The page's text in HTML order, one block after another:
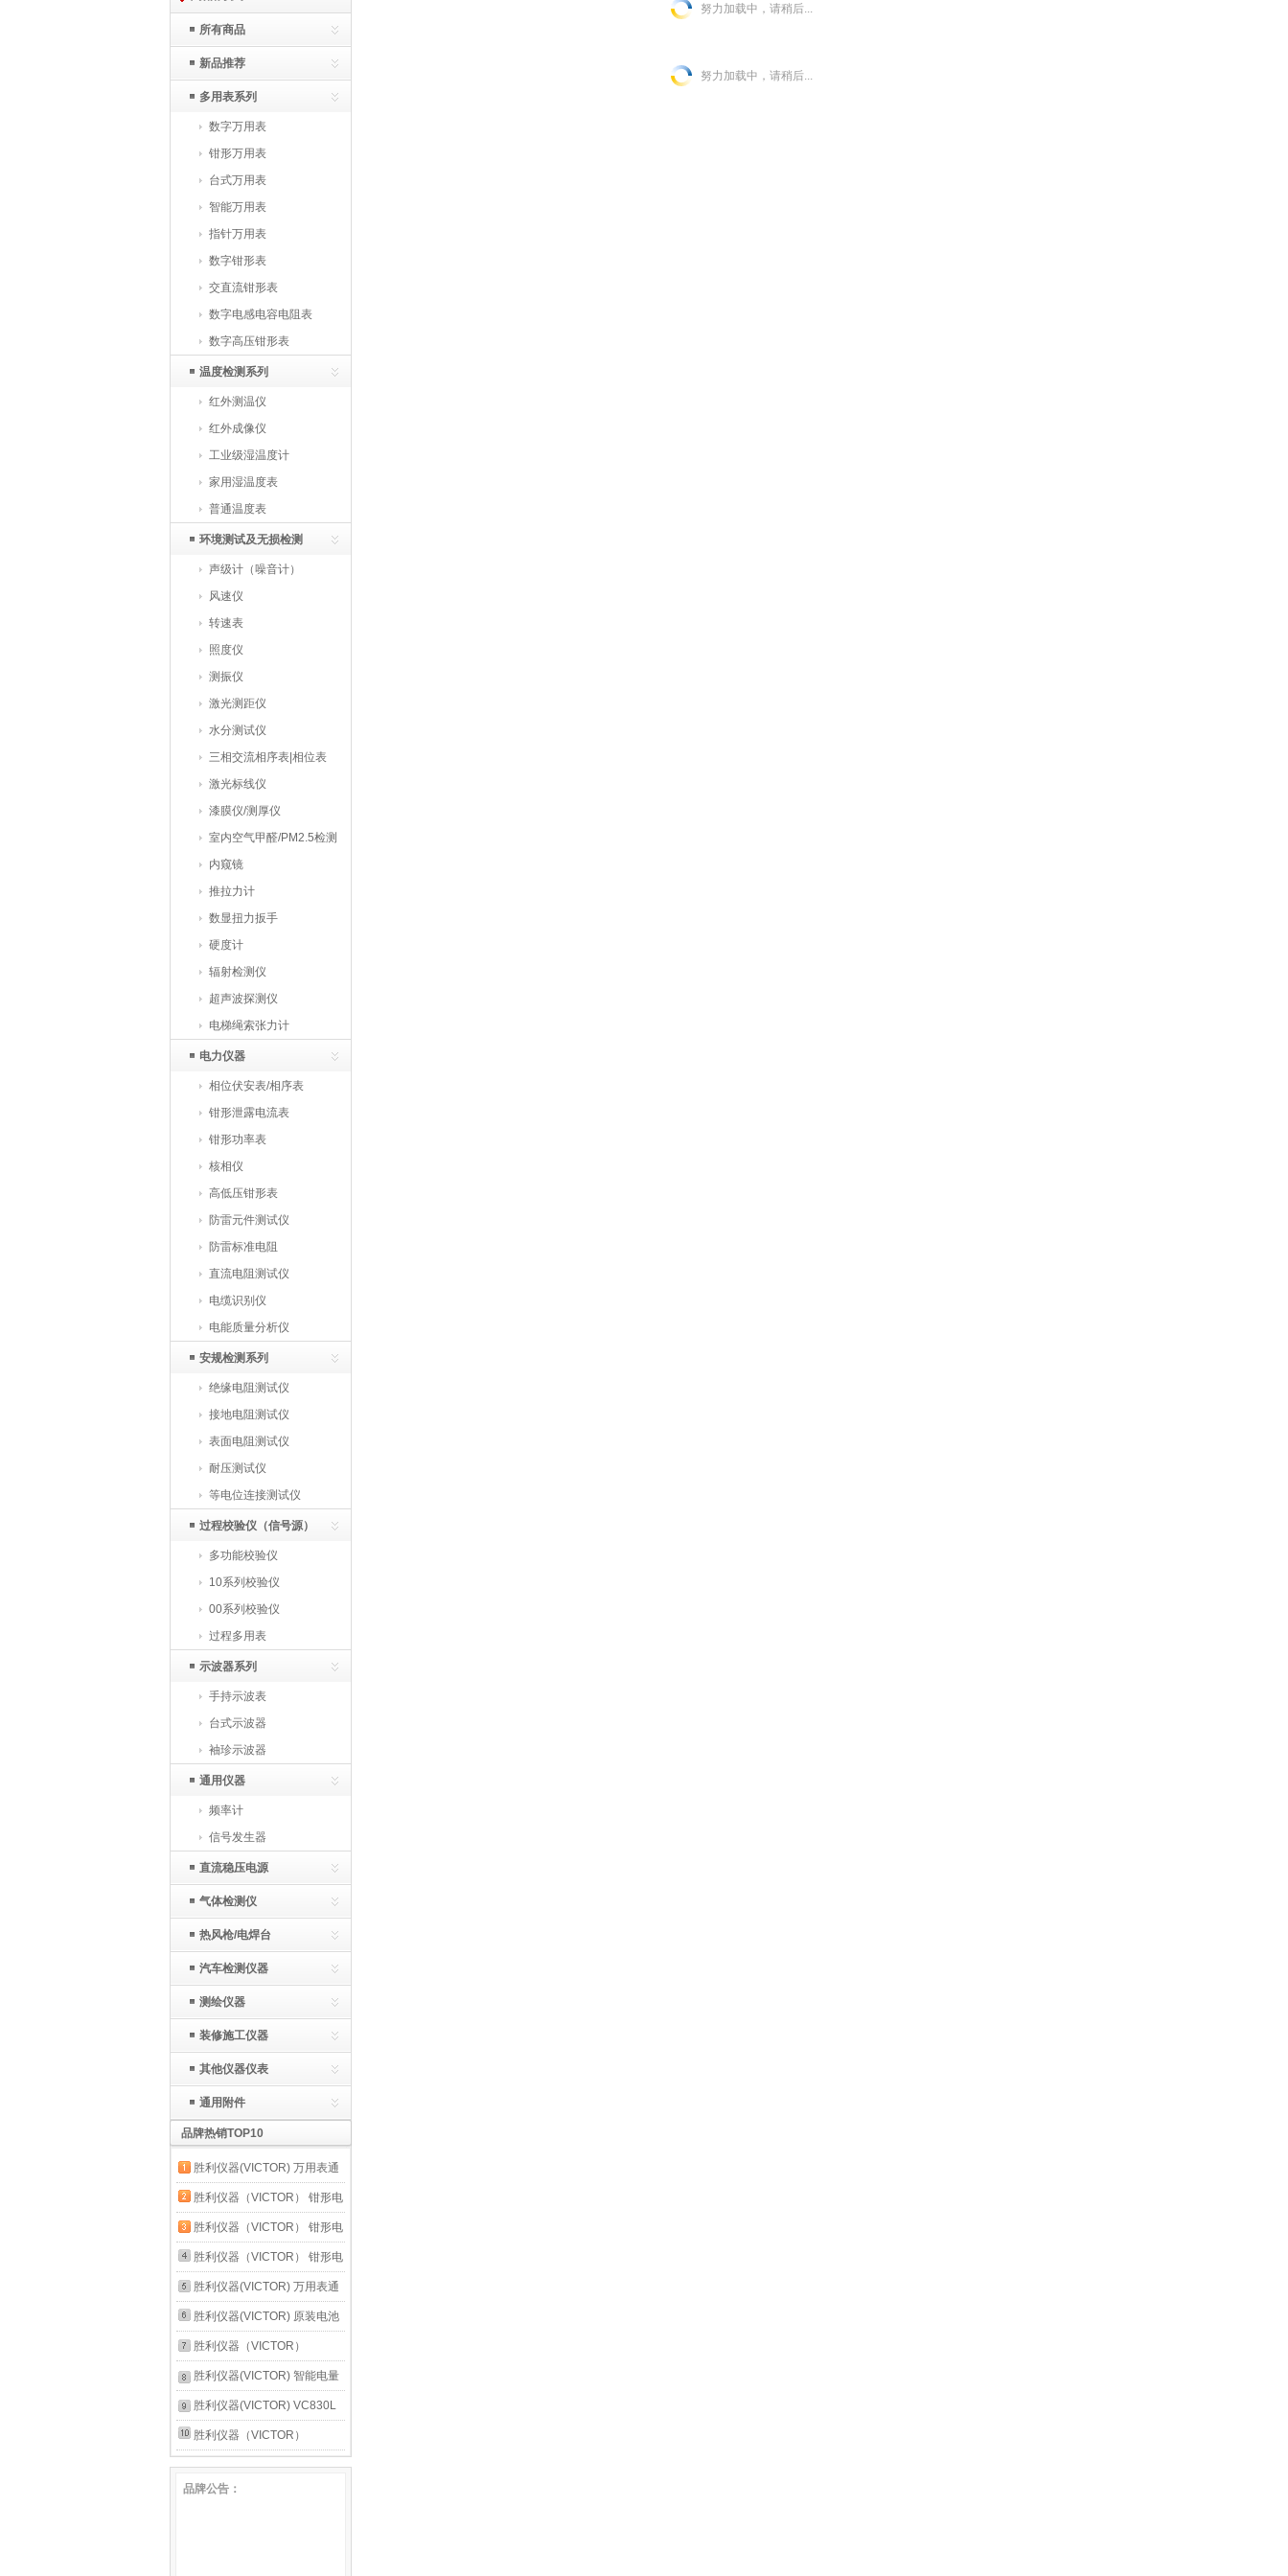
所有商品
新品推荐
多用表系列
数字万用表
钳形万用表
台式万用表
智能万用表
指针万用表
数字钳形表
交直流钳形表
数字电感电容电阻表
数字高压钳形表
温度检测系列
红外测温仪
红外成像仪
工业级湿温度计
家用湿温度表
普通温度表
环境测试及无损检测
声级计（噪音计）
风速仪
转速表
照度仪
测振仪
激光测距仪
水分测试仪
三相交流相序表|相位表
激光标线仪
漆膜仪/测厚仪
室内空气甲醛/PM2.5检测
仪
内窥镜
推拉力计
数显扭力扳手
硬度计
辐射检测仪
超声波探测仪
电梯绳索张力计
电力仪器
相位伏安表/相序表
钳形泄露电流表
钳形功率表
核相仪
高低压钳形表
防雷元件测试仪
防雷标准电阻
直流电阻测试仪
电缆识别仪
电能质量分析仪
安规检测系列
绝缘电阻测试仪
接地电阻测试仪
表面电阻测试仪
耐压测试仪
等电位连接测试仪
过程校验仪（信号源）
多功能校验仪
10系列校验仪
00系列校验仪
过程多用表
示波器系列
手持示波表
台式示波器
袖珍示波器
通用仪器
频率计
信号发生器
直流稳压电源
气体检测仪
热风枪/电焊台
汽车检测仪器
测绘仪器
装修施工仪器
其他仪器仪表
通用附件
品牌热销TOP10
胜利仪器(VICTOR) 万用表通
用附件20A表笔表棒CAT III
1000V 20A 胜利20A原装表笔
胜利仪器（VICTOR） 钳形电
流表 数字高精度全自动防烧
钳流电工 VC6017官方标配
胜利仪器（VICTOR） 钳形电
流表 数字高精度全自动防烧
钳流电工 VC6018新款【交流
600A】
胜利仪器（VICTOR） 钳形电
流表 数字高精度全自动防烧
钳流电工 VC6056B【交直流
1000A】
胜利仪器(VICTOR) 万用表通
用附件20A表笔表棒CAT III
1000V 20A 20A特尖特细表笔
胜利仪器(VICTOR) 原装电池
2个 碳性电池6F22 9v叠层式
胜利仪器（VICTOR）
VC868A+ 无铅恒温拆焊台 二
合一热风枪电烙铁
胜利仪器(VICTOR) 智能电量
测量仪功率计 电参数测试仪
高精度电参数表 VC7800官方
胜利仪器(VICTOR) VC830L
数字万用表 学校学生教学用
胜利仪器（VICTOR）
VC890C+D 万用表数字高精
度全自动智能万能表维修电工
品牌公告：
努力加载中，请稍后...
努力加载中，请稍后...